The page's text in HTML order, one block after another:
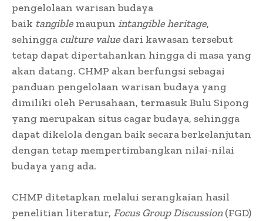
pengelolaan warisan budaya
baik tangiblemaupun intangible heritage,
sehingga culture valuedari kawasan tersebut
tetap dapat dipertahankan hingga di masa yang
akan datang. CHMP akan berfungsi sebagai
panduan pengelolaan warisan budaya yang
dimiliki oleh Perusahaan, termasuk Bulu Sipong
yang merupakan situs cagar budaya, sehingga
dapat dikelola dengan baik secara berkelanjutan
dengan tetap mempertimbangkan nilai-nilai
budaya yang ada.
CHMP ditetapkan melalui serangkaian hasil
penelitian literatur, Focus Group Discussion(FGD)